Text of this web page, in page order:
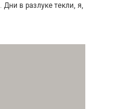
в разлуке текли, я,